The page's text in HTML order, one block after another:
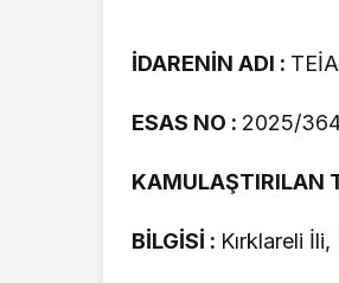
İDARENİN ADI :
ESAS NO : 2025/
KAMULAŞTIRILAN
BİLGİSİ : Kırklareli